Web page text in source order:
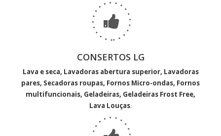
CONSERTOS LG
Lava e seca, Lavadoras abertura superior, Lavadoras
pares, Secadoras roupas, Fornos Micro-ondas, Fornos
multifuncionais, Geladeiras, Geladeiras Frost Free,
Lava Louças.